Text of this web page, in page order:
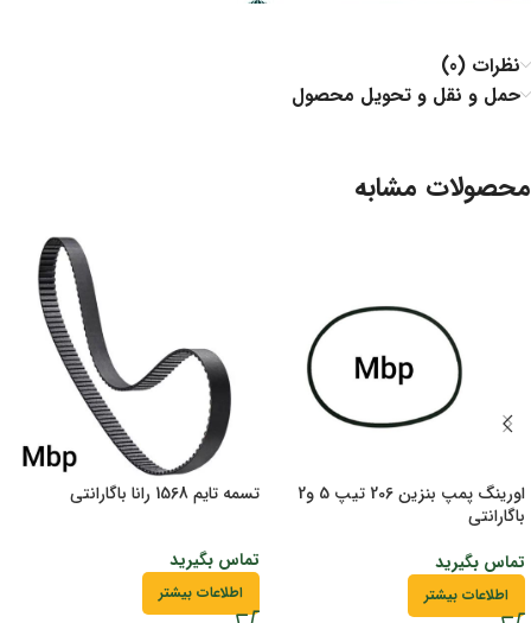
نظرات (0)
حمل و نقل و تحویل محصول
محصولات مشابه
اورینگ پمپ بنزین 206 تیپ 5 و2
باگارانتی
تماس بگیرید
اطلاعات بیشتر
تسمه تایم 1568 رانا باگارانتی
تماس بگیرید
اطلاعات بیشتر